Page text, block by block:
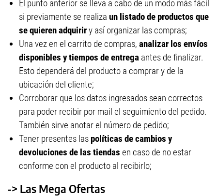
El punto anterior se lleva a cabo de un modo más fácil
si previamente se realiza un listado de productos que
se quieren adquiriry así organizar las compras;
Una vez en el carrito de compras, analizar los envíos
disponibles y tiempos de entrega antes de finalizar.
Esto dependerá del producto a comprar y de la
ubicación del cliente;
Corroborar que los datos ingresados sean correctos
para poder recibir por mail el seguimiento del pedido.
También sirve anotar el número de pedido;
Tener presentes las políticas de cambios y
devoluciones de las tiendas en caso de no estar
conforme con el producto al recibirlo;
-> Las Mega Ofertas